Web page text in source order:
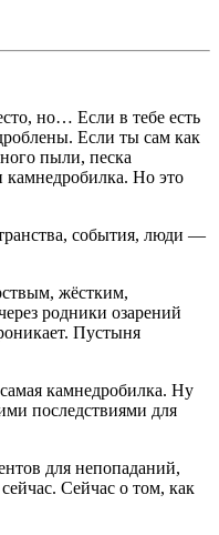
но… Если в тебе есть
Если ты сам как
пыли, песка
Но это
события, люди —
жёстким,
родники озарений
Пустыня
камнедробилка. Ну
последствиями для
для непопаданий,
Сейчас о том, как